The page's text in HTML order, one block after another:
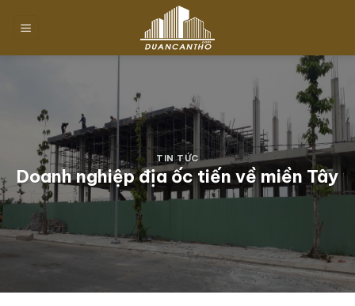
đến
TIN TỨC
Doanh nghiệp địa ốc tiến về miền Tây